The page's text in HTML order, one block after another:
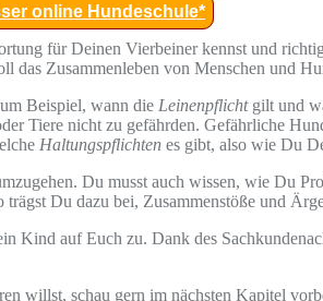
online Hundeschule*
für Deinen Vierbeiner kennst und
Zusammenleben von Menschen und
Beispiel, wann die Leinenpflichtgilt und
Tiere nicht zu gefährden. Gefährliche
Haltungspflichten es gibt, also wie Du
Du musst auch wissen, wie Du
Du dazu bei, Zusammenstöße und
auf Euch zu. Dank des
willst, schau gern im nächsten Kapitel